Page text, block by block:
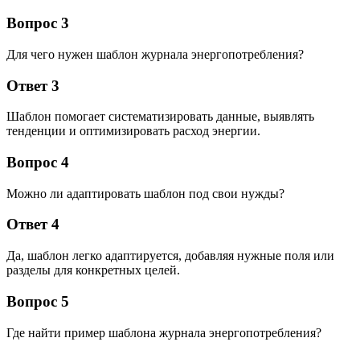
Вопрос 3
Для чего нужен шаблон журнала энергопотребления?
Ответ 3
Шаблон помогает систематизировать данные, выявлять
тенденции и оптимизировать расход энергии.
Вопрос 4
Можно ли адаптировать шаблон под свои нужды?
Ответ 4
Да, шаблон легко адаптируется, добавляя нужные поля или
разделы для конкретных целей.
Вопрос 5
Где найти пример шаблона журнала энергопотребления?